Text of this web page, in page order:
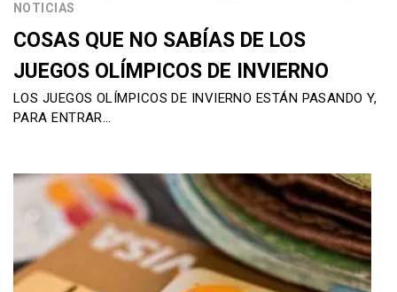
NOTICIAS
COSAS QUE NO SABÍAS DE LOS
JUEGOS OLÍMPICOS DE INVIERNO
LOS JUEGOS OLÍMPICOS DE INVIERNO ESTÁN PASANDO Y,
PARA ENTRAR…